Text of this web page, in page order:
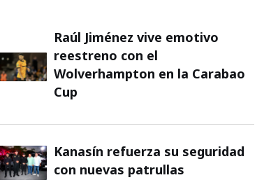
Raúl Jiménez vive emotivo
reestreno con el
Wolverhampton en la Carabao
Cup
Kanasín refuerza su seguridad
con nuevas patrullas